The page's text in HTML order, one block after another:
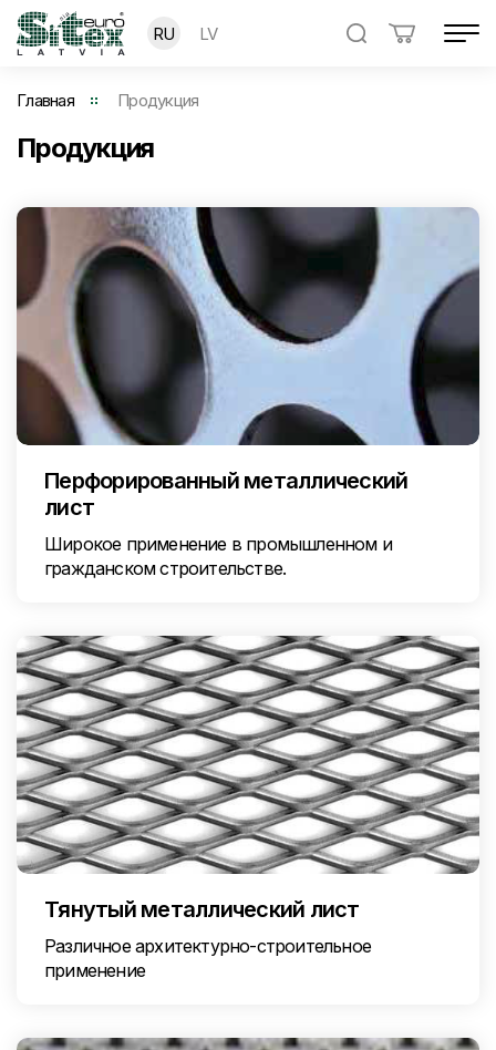
RU LV
Главная Продукция
Продукция
Перфорированный металлический
лист
Широкое применение в промышленном и
гражданском строительстве.
Тянутый металлический лист
Различное архитектурно-строительное
применение